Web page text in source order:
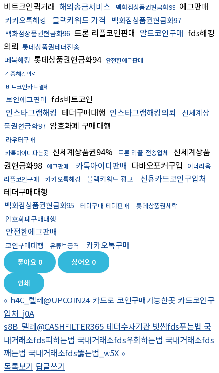
비트코인퀵거래 해외송금서비스 백화점상품권현금화99 에그판매
카카오톡해킹 블랙키워드 가격 백화점상품권현금화97
백화점상품권현금화96 트론 리플코인판매 알트코인구매 fds해킹
의뢰 롯데상품권테더전송
페북해킹 롯데상품권현금화94 안전한에그판매
각종해킹의뢰
비트코인카드결제
보안에그판매 fds비트코인
인스타그램해킹 테더구매대행 인스타그램해킹의뢰
신세계상
품권현금화97 암호화폐 구매대행
라우터구매
카톡아이디파는곳 신세계상품권94% 트론 리플 전송업체
신세계상품
권현금화98
에그판매 카톡아이디판매 다바오포커구입
이더리움
리플코인구매
카카오톡해킹 블랙키워드 광고
신용카드코인구입처
테더구매대행
백화점상품권현금화95 테더구매 테더판매 롯데상품권세탁
암호화폐구매대행
안전한에그판매
코인구매대행 유튜브공격 카카오톡구매
좋아요 0 싫어요 0
인쇄
« h4C_텔레@UPCOIN24 카드로 코인구매가능한곳 카드코인구
입처_j0A
s8B_텔레@CASHFILTER365 테더수사기관 빗썸fds푸는법 국
내거래소fds피하는법 국내거래소fds우회하는법 국내거래소fds
깨는법 국내거래소fds뚫는법_w5X »
목록보기 답글쓰기